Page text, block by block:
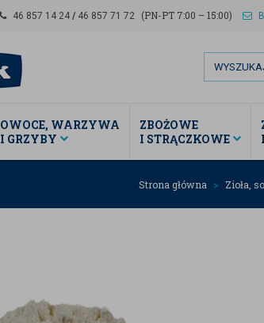
46 857 14 24 / 46 857 71 72 (PN-PT 7:00 – 15:00)
OWOCE, WARZYWA
I GRZYBY
ZBOŻOWE
I STRĄCZKOWE
Strona główna Zioła,